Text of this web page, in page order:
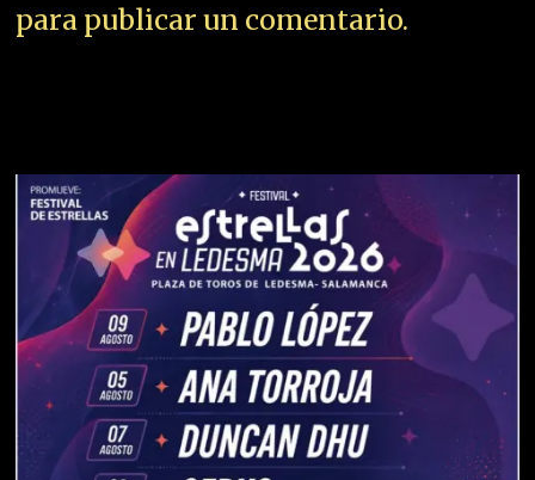
para publicar un comentario.